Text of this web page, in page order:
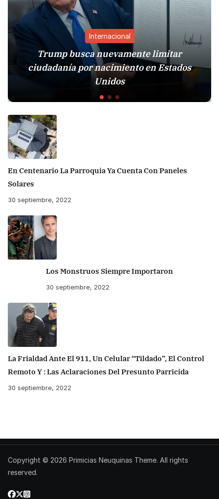
Internacional
Trump busca nuevamente limitar
ciudadanía por nacimiento en Estados
Unidos
En Centenario La Parroquia Ya Cuenta Con Paneles
Solares
30 septiembre, 2022
Los Monstruos Siempre Importaron
30 septiembre, 2022
La Frialdad Ante El 911, Un Celular “tildado”, El Control
Remoto Y : Las Aclaraciones Del Presunto Parricida
30 septiembre, 2022
Copyright © 2026 Primicias Neuquinas Theme. All rights
reserved.